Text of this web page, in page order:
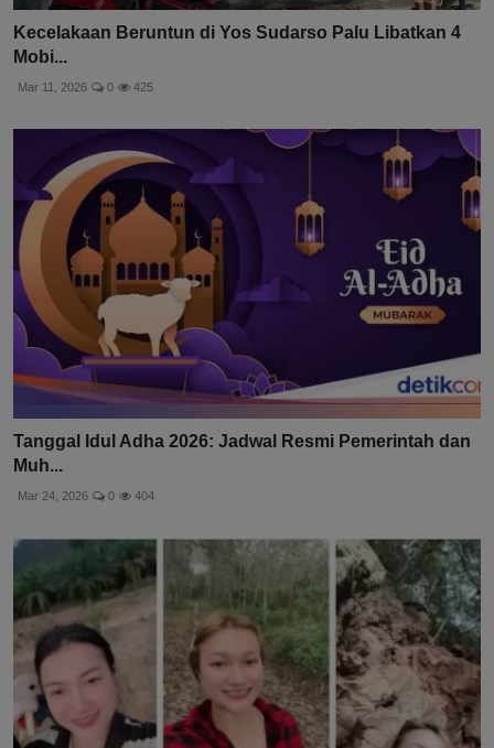
Kecelakaan Beruntun di Yos Sudarso Palu Libatkan 4
Mobi...
Mar 11, 2026 0 425
Tanggal Idul Adha 2026: Jadwal Resmi Pemerintah dan
Muh...
Mar 24, 2026 0 404